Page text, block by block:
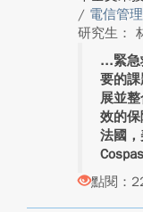
/ 電信管
研究生：
緊
要的
展並
效的
法國
點閱：